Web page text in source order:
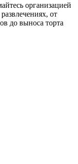
организацией
от
до выноса торта